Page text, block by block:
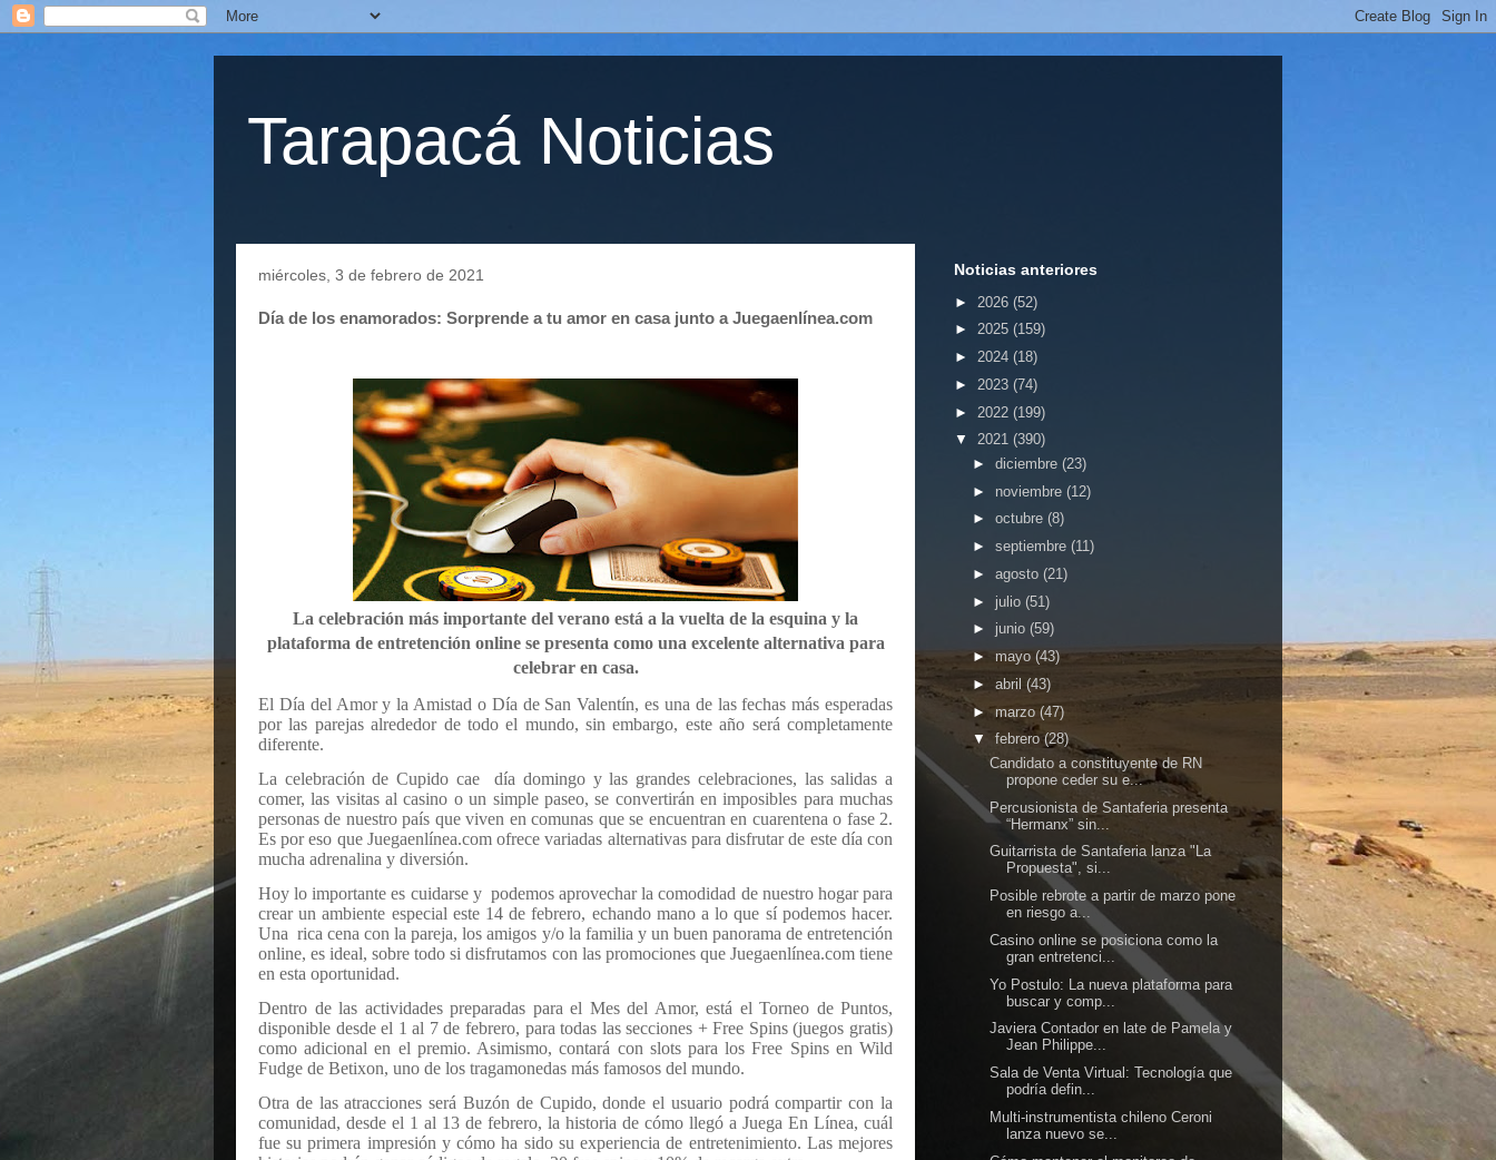
Tarapacá Noticias
miércoles, 3 de febrero de 2021
Día de los enamorados: Sorprende a tu amor en casa junto a Juegaenlínea.com
La celebración más importante del verano está a la vuelta de la esquina y la
plataforma de entretención online se presenta como una excelente alternativa para
celebrar en casa.
El Día del Amor y la Amistad o Día de San Valentín, es una de las fechas más esperadas
por las parejas alrededor de todo el mundo, sin embargo, este año será completamente
diferente.
La celebración de Cupido cae día domingo y las grandes celebraciones, las salidas a
comer, las visitas al casino o un simple paseo, se convertirán en imposibles para muchas
personas de nuestro país que viven en comunas que se encuentran en cuarentena o fase 2.
Es por eso que Juegaenlínea.com ofrece variadas alternativas para disfrutar de este día con
mucha adrenalina y diversión.
Hoy lo importante es cuidarse y podemos aprovechar la comodidad de nuestro hogar para
crear un ambiente especial este 14 de febrero, echando mano a lo que sí podemos hacer.
Una rica cena con la pareja, los amigos y/o la familia y un buen panorama de entretención
online, es ideal, sobre todo si disfrutamos con las promociones que Juegaenlínea.com tiene
en esta oportunidad.
Dentro de las actividades preparadas para el Mes del Amor, está el Torneo de Puntos,
disponible desde el 1 al 7 de febrero, para todas las secciones + Free Spins (juegos gratis)
como adicional en el premio. Asimismo, contará con slots para los Free Spins en Wild
Fudge de Betixon, uno de los tragamonedas más famosos del mundo.
Otra de las atracciones será Buzón de Cupido, donde el usuario podrá compartir con la
comunidad, desde el 1 al 13 de febrero, la historia de cómo llegó a Juega En Línea, cuál
fue su primera impresión y cómo ha sido su experiencia de entretenimiento. Las mejores
Noticias anteriores
► 2026 (52)
► 2025 (159)
► 2024 (18)
► 2023 (74)
► 2022 (199)
▼ 2021 (390)
► diciembre (23)
► noviembre (12)
► octubre (8)
► septiembre (11)
► agosto (21)
► julio (51)
► junio (59)
► mayo (43)
► abril (43)
►marzo (47)
▼ febrero(28)
Candidato a constituyente de RN
propone ceder su e...
Percusionista de Santaferia presenta
“Hermanx” sin...
Guitarrista de Santaferia lanza "La
Propuesta", si...
Posible rebrote a partir de marzo pone
en riesgo a...
Casino online se posiciona como la
gran entretenci...
Yo Postulo: La nueva plataforma para
buscar y comp...
Javiera Contador en late de Pamela y
Jean Philippe...
Sala de Venta Virtual: Tecnología que
podría defin...
Multi-instrumentista chileno Ceroni
lanza nuevo se...